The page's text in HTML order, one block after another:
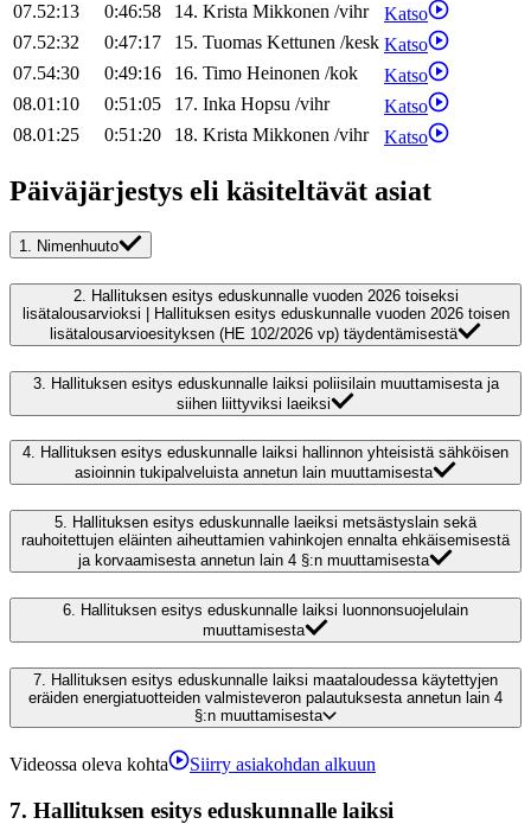
07.52:13
0:46:58 14. Krista Mikkonen /vihr
Katso
07.52:32
0:47:17 15. Tuomas Kettunen /kesk Katso
07.54:30
0:49:16 16. Timo Heinonen /kok
Katso
08.01:10
0:51:05 17. Inka Hopsu /vihr
Katso
08.01:25
0:51:20 18. Krista Mikkonen /vihr Katso
Päiväjärjestys eli käsiteltävät asiat
1. Nimenhuuto
2. Hallituksen esitys eduskunnalle vuoden 2026 toiseksi
lisätalousarvioksi | Hallituksen esitys eduskunnalle vuoden 2026 toisen
lisätalousarvioesityksen (HE 102/2026 vp) täydentämisestä
3. Hallituksen esitys eduskunnalle laiksi poliisilain muuttamisesta ja
siihen liittyviksi laeiksi
4. Hallituksen esitys eduskunnalle laiksi hallinnon yhteisistä sähköisen
asioinnin tukipalveluista annetun lain muuttamisesta
5. Hallituksen esitys eduskunnalle laeiksi metsästyslain sekä
rauhoitettujen eläinten aiheuttamien vahinkojen ennalta ehkäisemisestä
ja korvaamisesta annetun lain 4 §:n muuttamisesta
6.
Hallituksen esitys eduskunnalle laiksi luonnonsuojelulain
muuttamisesta
7. Hallituksen esitys eduskunnalle laiksi maataloudessa käytettyjen
eräiden energiatuotteiden valmisteveron palautuksesta annetun lain 4
§:n muuttamisesta
Videossa oleva kohta Siirry asiakohdan alkuun
7. Hallituksen esitys eduskunnalle laiksi